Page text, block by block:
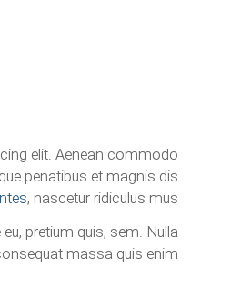
elit. Aenean commodo
penatibus et magnis dis
, nascetur ridiculus mus.
pretium quis, sem. Nulla
massa quis enim.